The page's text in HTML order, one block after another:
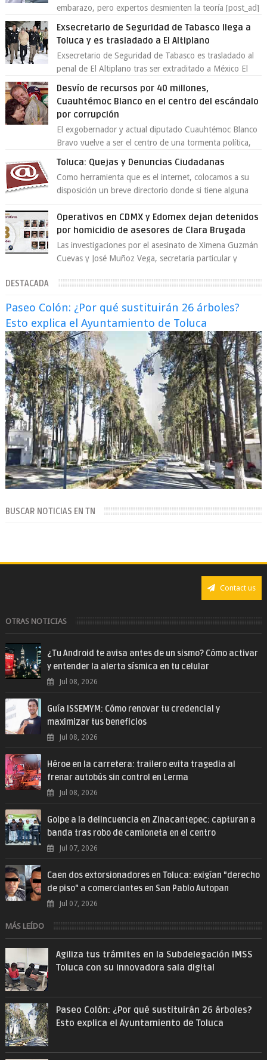
embarazo, pero expertos desmienten la teoría [post_ad]
Exsecretario de Seguridad de Tabasco llega a
Toluca y es trasladado a El Altiplano
Exsecretario de Seguridad de Tabasco es trasladado al
penal de El Altiplano tras ser extraditado a México El
exsecretario de Seguridad Públi...
Desvío de recursos por 40 millones,
Cuauhtémoc Blanco en el centro del escándalo
por corrupción
El exgobernador y actual diputado Cuauhtémoc Blanco
Bravo vuelve a ser el centro de una tormenta política,
Toluca: Quejas y Denuncias Ciudadanas
Como herramienta que es el internet, colocamos a su
disposición un breve directorio donde si tiene alguna
Operativos en CDMX y Edomex dejan detenidos
por homicidio de asesores de Clara Brugada
Las investigaciones por el asesinato de Ximena Guzmán
Cuevas y José Muñoz Vega, secretaria particular y
DESTACADA
Paseo Colón: ¿Por qué sustituirán 26 árboles?
Esto explica el Ayuntamiento de Toluca
BUSCAR NOTICIAS EN TN
Contact us
OTRAS NOTICIAS
¿Tu Android te avisa antes de un sismo? Cómo activar
y entender la alerta sísmica en tu celular
Jul 08, 2026
Guía ISSEMYM: Cómo renovar tu credencial y
maximizar tus beneficios
Jul 08, 2026
Héroe en la carretera: trailero evita tragedia al
frenar autobús sin control en Lerma
Jul 08, 2026
Golpe a la delincuencia en Zinacantepec: capturan a
banda tras robo de camioneta en el centro
Jul 07, 2026
Caen dos extorsionadores en Toluca: exigían "derecho
de piso" a comerciantes en San Pablo Autopan
Jul 07, 2026
MÁS LEÍDO
Agiliza tus trámites en la Subdelegación IMSS
Toluca con su innovadora sala digital
Paseo Colón: ¿Por qué sustituirán 26 árboles?
Esto explica el Ayuntamiento de Toluca